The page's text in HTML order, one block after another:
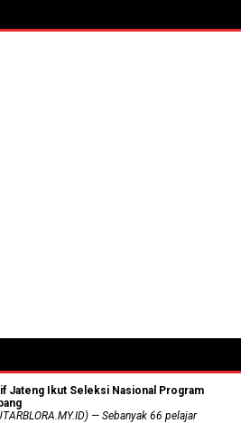
Jateng Ikut Seleksi Nasional Program
— Sebanyak 66 pelajar